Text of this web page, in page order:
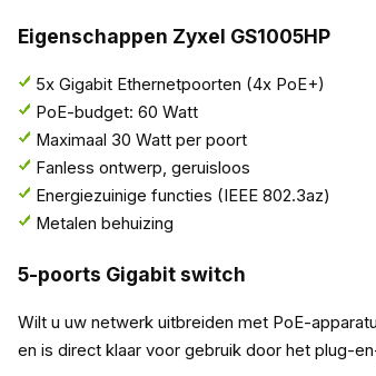
Eigenschappen Zyxel GS1005HP
5x Gigabit Ethernetpoorten (4x PoE+)
PoE-budget: 60 Watt
Maximaal 30 Watt per poort
Fanless ontwerp, geruisloos
Energiezuinige functies (IEEE 802.3az)
Metalen behuizing
5-poorts Gigabit switch
Wilt u uw netwerk uitbreiden met PoE-
en is direct klaar voor gebruik door het plug-